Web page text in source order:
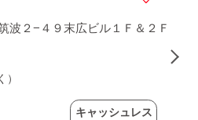
波２−４９末広ビル１Ｆ＆２Ｆ
キャッシュレス